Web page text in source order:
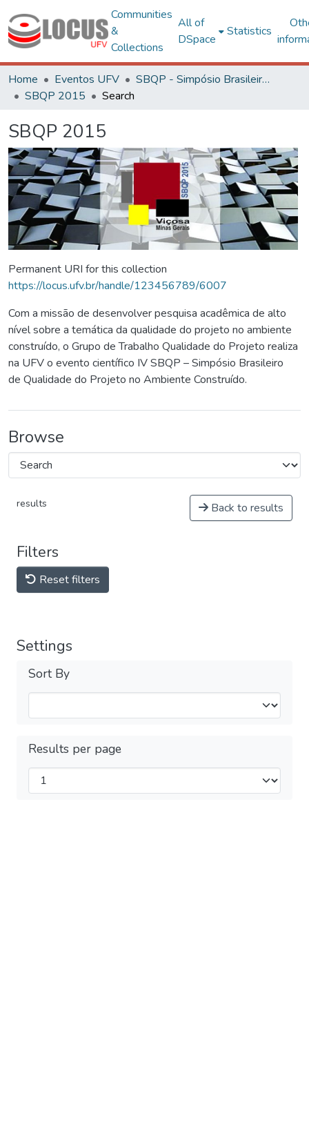
Communities
&
Collections
All of
DSpace
Statistics
Home Eventos UFV
SBQP - Simpósio Brasileiro de Qualidade do Projeto no Ambiente Construído
SBQP 2015
Search
SBQP 2015
Permanent URI for this collection
https://locus.ufv.br/handle/123456789/6007
Com a missão de desenvolver pesquisa acadêmica de alto
nível sobre a temática da qualidade do projeto no ambiente
construído, o Grupo de Trabalho Qualidade do Projeto realiza
na UFV o evento científico IV SBQP – Simpósio Brasileiro
de Qualidade do Projeto no Ambiente Construído.
Browse
results Back to results
Filters
Reset filters
Settings
Sort By
Results per page